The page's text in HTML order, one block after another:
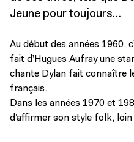
Jeune pour toujours…
Au début des années 1960,
fait d’Hugues Aufray une
chante Dylan fait connaître
français.
Dans les années 1970 et
d’affirmer son style folk,